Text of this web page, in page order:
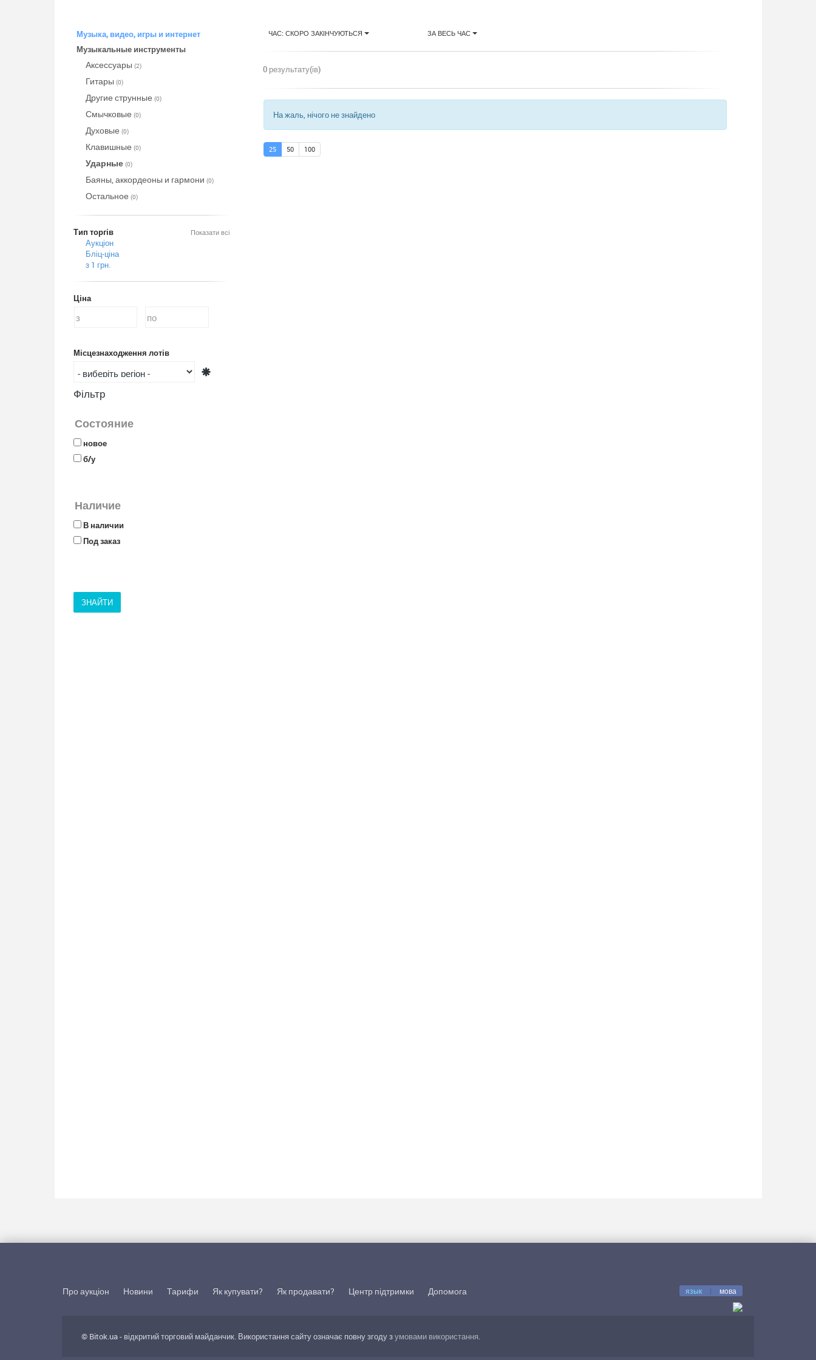
Музыка, видео, игры и интернет
Музыкальные инструменты
Аксессуары (2)
Гитары (0)
Другие струнные (0)
Смычковые (0)
Духовые (0)
Клавишные (0)
Ударные (0)
Баяны, аккордеоны и гармони (0)
Остальное (0)
Показати всі
Тип торгів
Аукціон
Бліц-ціна
з 1 грн.
Ціна
Місцезнаходження лотів
Фільтр
Состояние
новое
б/у
Наличие
В наличии
Под заказ
ЧАС: СКОРО ЗАКІНЧУЮТЬСЯ ЗА ВЕСЬ ЧАС
0 результату(ів)
На жаль, нічого не знайдено
25 50 100
Про аукціон Новини Тарифи Як купувати? Як продавати? Центр підтримки Допомога язык | мова
© Bitok.ua - відкритий торговий майданчик. Використання сайту означає повну згоду зумовами використання